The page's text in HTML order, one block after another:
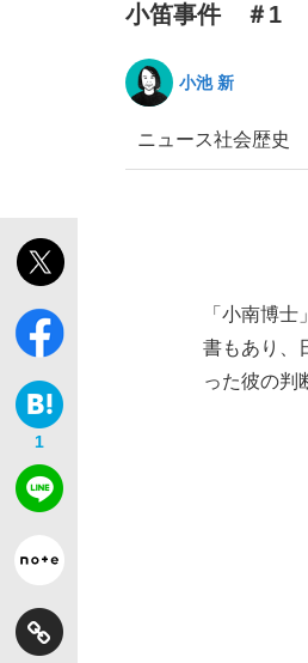
《VIVANT》
小笛事件 ＃1
小池 新
ニュース社会歴史
1
「小南博
書もあり、
った彼の判